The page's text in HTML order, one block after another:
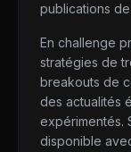
publications
En challenge
stratégies de
breakouts de
des actualités
expérimentés.
disponible